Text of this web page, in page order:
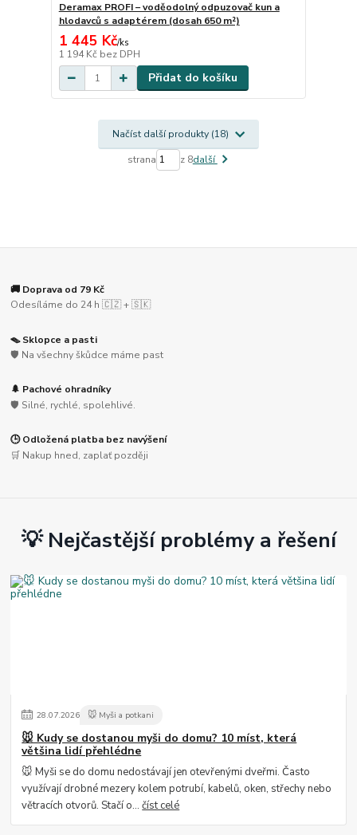
Deramax PROFI – voděodolný odpuzovač kun a
hlodavců s adaptérem (dosah 650 m²)
1 445 Kč/ks
1 194 Kč bez DPH
Přidat do košíku
Načíst další produkty (18)
strana z 8další
🚚 Doprava od 79 Kč
Odesíláme do 24 h 🇨🇿 + 🇸🇰
🪤 Sklopce a pasti
🛡️ Na všechny škůdce máme past
🌲 Pachové ohradníky
🛡️ Silné, rychlé, spolehlivé.
🕒 Odložená platba bez navýšení
🛒 Nakup hned, zaplať později
💡 Nejčastější problémy a řešení
28.07.2026 🐭 Myši a potkani
🐭 Kudy se dostanou myši do domu? 10 míst, která
většina lidí přehlédne
🐭 Myši se do domu nedostávají jen otevřenými dveřmi. Často
využívají drobné mezery kolem potrubí, kabelů, oken, střechy nebo
větracích otvorů. Stačí o...číst celé